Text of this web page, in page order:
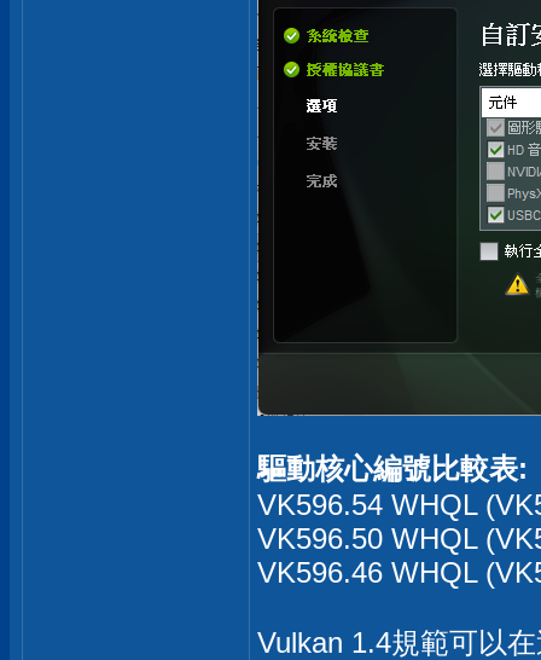
驅動核心編號比較表:
VK596.54 WHQL
VK596.50 WHQL
VK596.46 WHQL
Vulkan 1.4規範可以